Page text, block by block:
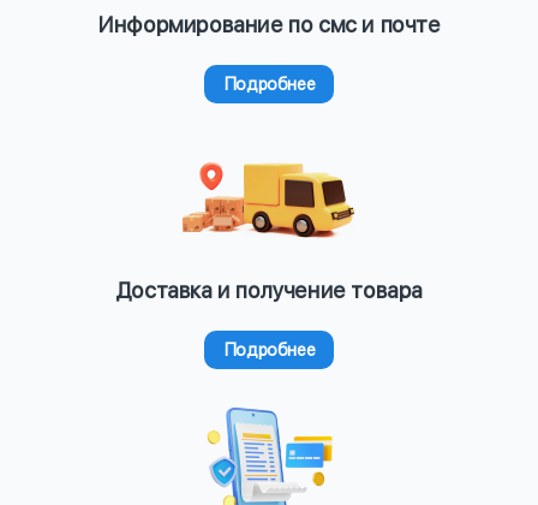
Информирование по смс и почте
Подробнее
Доставка и получение товара
Подробнее